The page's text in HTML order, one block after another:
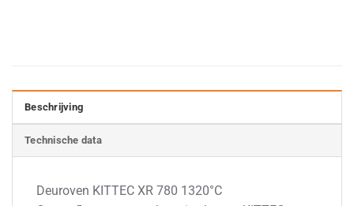
Beschrijving
Technische data
Deuroven KITTEC XR 780 1320°C